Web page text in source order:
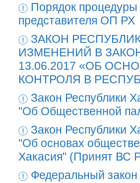
Порядок
представителя ОП РХ
ЗАКОН
ИЗМЕНЕНИЙ В
13.06.2017 «ОБ
КОНТРОЛЯ В
Закон Республики
"Об Общественной
Закон Республики
"Об основах
Хакасия" (Принят ВС
Федеральный